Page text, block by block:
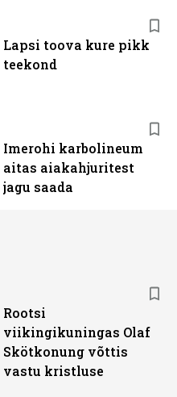
Lapsi toova kure pikk
teekond
Imerohi karbolineum
aitas aiakahjuritest
jagu saada
Rootsi
viikingikuningas Olaf
Skötkonung võttis
vastu kristluse